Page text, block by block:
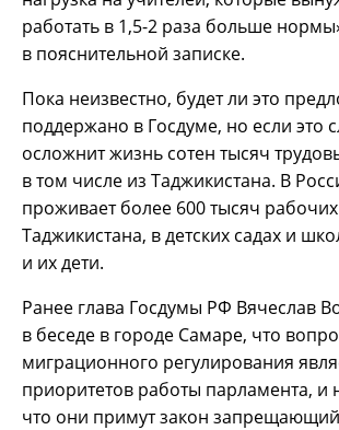
работать в 1,5-2 раза больше
в пояснительной записке.
Пока неизвестно, будет ли это
поддержано в Госдуме, но если это
осложнит жизнь сотен тысяч
в том числе из Таджикистана. В
проживает более 600 тысяч
Таджикистана, в детских садах и
и их дети.
Ранее глава Госдумы РФ Вячеслав
в беседе в городе Самаре, что
миграционного регулирования
приоритетов работы парламента, и
что они примут закон